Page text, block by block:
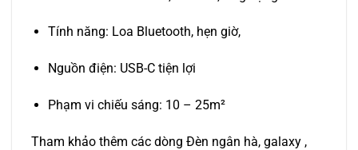
Tính năng: Loa Bluetooth, hẹn giờ,
Nguồn điện: USB-C tiện lợi
Phạm vi chiếu sáng: 10 – 25m²
Tham khảo thêm các dòng Đèn ngân hà, galaxy ,